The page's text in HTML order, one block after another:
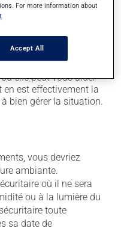
brun à l'urine.
produit est la cause
qu'il soit
avec votre
elle peut vous aider
est effectivement la
bien gérer la situation.
vous devriez
ambiante.
où il ne sera
ou à la lumière du
toute
sa date de
For more information about
Accept All